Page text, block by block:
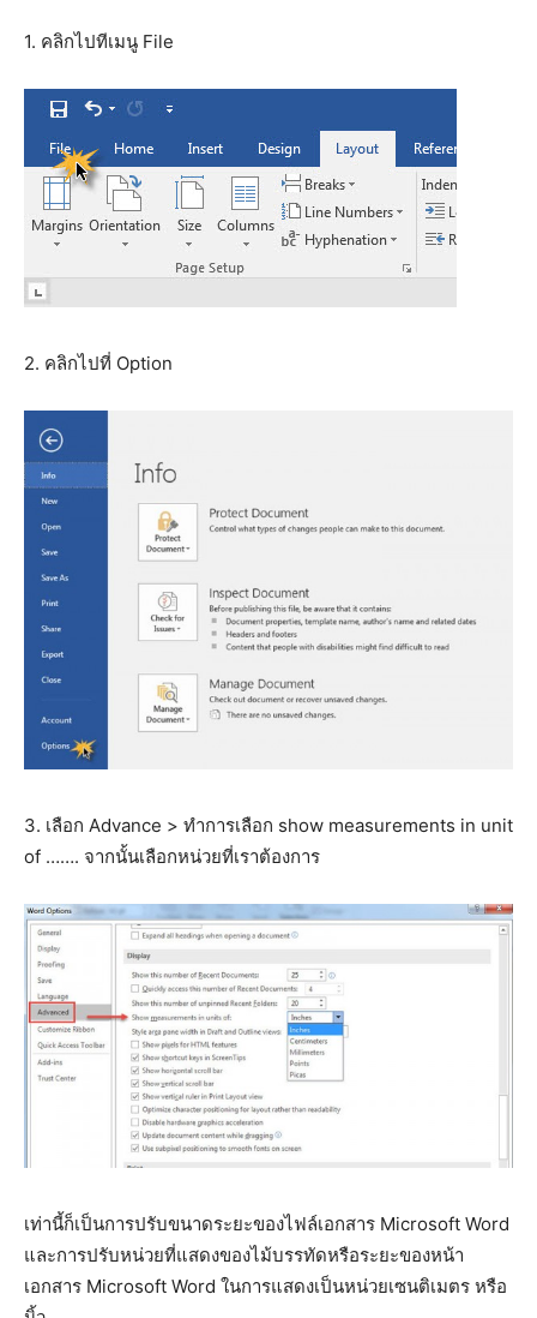
1. คลิกไปทีเมนู File
2. คลิกไปที่ Option
3. เลือก Advance > ทำการเลือก show measurements in unit
of ……. จากนั้นเลือกหน่วยที่เราต้องการ
เท่านี้ก็เป็นการปรับขนาดระยะของไฟล์เอกสาร Microsoft Word
และการปรับหน่วยที่แสดงของไม้บรรทัดหรือระยะของหน้า
เอกสาร Microsoft Word ในการแสดงเป็นหน่วยเซนติเมตร หรือ